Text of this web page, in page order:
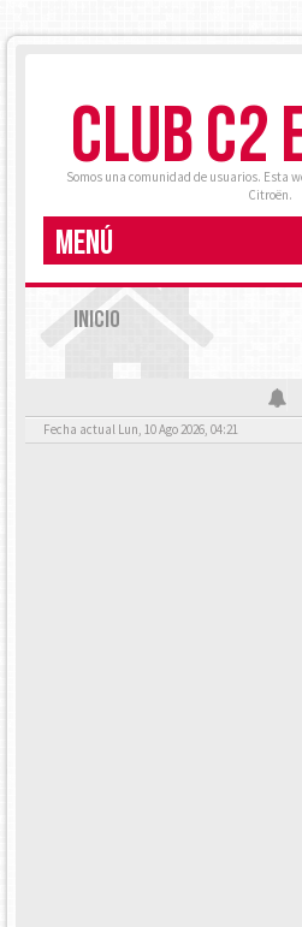
CLUB C2
Somos una comunidad de usuarios. Esta
Citroën.
MENÚ
INICIO
Fecha actual Lun, 10 Ago 2026, 04:21